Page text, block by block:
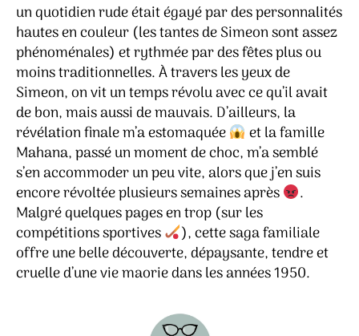
un quotidien rude était égayé par des personnalités
hautes en couleur (les tantes de Simeon sont assez
phénoménales) et rythmée par des fêtes plus ou
moins traditionnelles. À travers les yeux de
Simeon, on vit un temps révolu avec ce qu’il avait
de bon, mais aussi de mauvais. D’ailleurs, la
révélation finale m’a estomaquée
et la famille
Mahana, passé un moment de choc, m’a semblé
s’en accommoder un peu vite, alors que j’en suis
encore révoltée plusieurs semaines après
.
Malgré quelques pages en trop (sur les
compétitions sportives
), cette saga familiale
offre une belle découverte, dépaysante, tendre et
cruelle d’une vie maorie dans les années 1950.